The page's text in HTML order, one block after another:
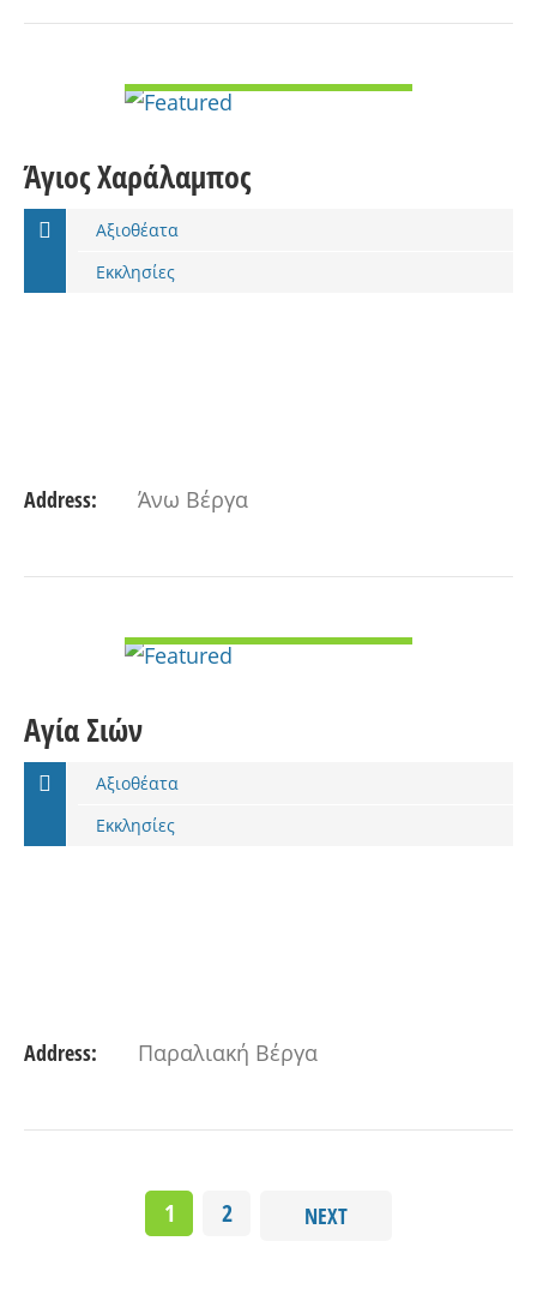
Άγιος Χαράλαμπος
Αξιοθέατα
Εκκλησίες
Address: Άνω Βέργα
Αγία Σιών
Αξιοθέατα
Εκκλησίες
Address: Παραλιακή Βέργα
1 2 NEXT